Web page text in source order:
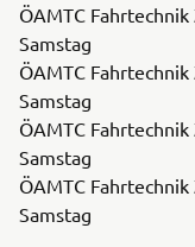
ÖAMTC
Samstag
ÖAMTC
Samstag
ÖAMTC
Samstag
ÖAMTC
Samstag